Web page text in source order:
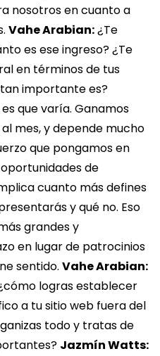
nosotros en cuanto a
Vahe Arabian:¿Te
es ese ingreso? ¿Te
en términos de tus
importante es?
que varía. Ganamos
mes, y depende mucho
que pongamos en
de
cuanto más defines
y qué no. Eso
grandes y
en lugar de patrocinios
sentido.Vahe Arabian:
logras establecer
a tu sitio web fuera del
todo y tratas de
Jazmín Watts: